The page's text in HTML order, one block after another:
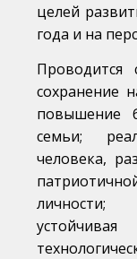
целей
года и на
Проводится
сохранение
повышение
семьи;
человека,
личности;